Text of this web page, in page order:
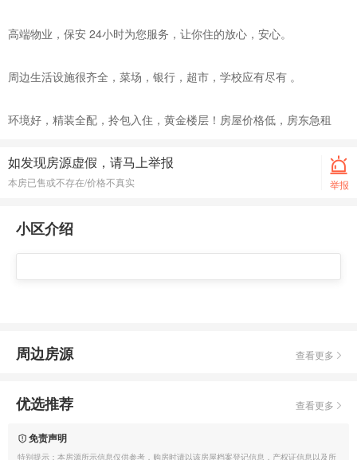
高端物业，保安 24小时为您服务，让你住的放心，安心。
周边生活设施很齐全，菜场，银行，超市，学校应有尽有 。
环境好，精装全配，拎包入住，黄金楼层！房屋价格低，房东急租
举报
如发现房源虚假，请马上举报
本房已售或不存在/价格不真实
小区介绍
周边房源 查看更多
优选推荐 查看更多
免责声明
特别提示：本房源所示信息仅供参考，购房时请以该房屋档案登记信息，产权证信息以及所